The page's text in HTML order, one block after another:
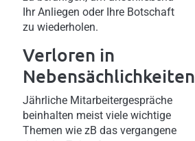
Ihr Anliegen oder Ihre Botschaft
zu wiederholen.
Verloren in
Nebensächlichkeiten
Jährliche Mitarbeitergespräche
beinhalten meist viele wichtige
Themen wie zB das vergangene